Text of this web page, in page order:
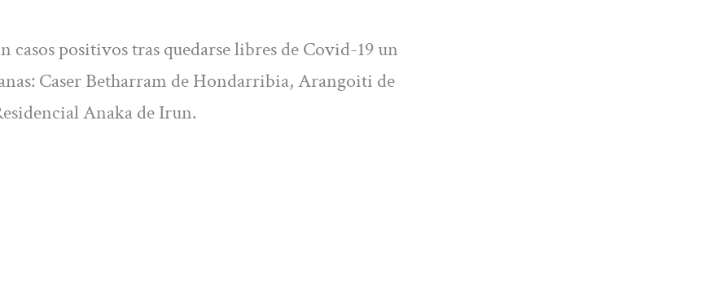
casos positivos tras quedarse libres de Covid-19 un
Caser Betharram de Hondarribia, Arangoiti de
Anaka de Irun.